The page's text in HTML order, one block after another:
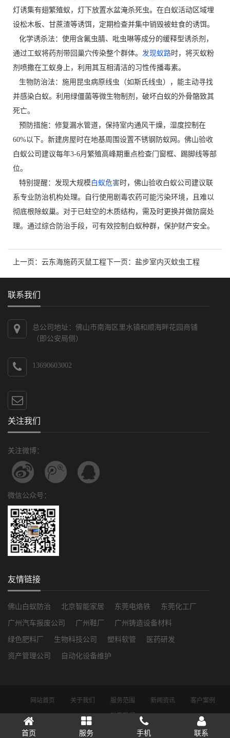
灯诱集有翅繁殖蚁，灯下放置水盆淹杀死虫。在白蚁活动区域埋
设松木板、甘蔗渣等诱饵，定期检查并集中销毁被蛀食的诱饵。
化学诱杀法：使用含氟虫腈、吡虫啉等成分的缓释型诱杀剂，
通过工蚁将药剂带回巢穴传染整个群体。 发现蚁路时，将灭蚁粉
剂喷撒在工蚁身上，利用其互相清洁的习性传播毒素。
生物防治法：施用昆虫病原线虫（如斯氏线虫），能主动寻找
并感染白蚁。利用绿僵菌等微生物制剂，破坏白蚁的外骨骼致其
死亡。
预防措施：修复漏水管道，保持室内通风干燥，湿度控制在
60%以下。新建房屋时在地基周围设置不锈钢防蚁网。佛山验收
白蚁公司建议每年3-6月繁殖高峰期重点检查门窗框、踢脚线等部
位。
特别提醒：发现大规模白蚁危害 时，佛山验收白蚁公司建议联
系专业防治机构处理。自行使用剧毒农药可能污染环境，且难以
彻底根除蚁巢。对于已蛀空的木质结构，需及时更换并做防腐处
理。通过综合防治手段，可有效控制白蚁种群，保护财产安全。
上一页： 云东海施药灭鼠工程下一页： 盐步室内灭蚊虫工程
联系我们
总公司地址：佛山市南海区里水镇和顺海畔花园商铺
（即公安局侧）
13690603002
关注我们
关注微博：
微信公众号：
友情链接
佛山白蚁防治 北京智能家居 东莞电烙铁 东莞化工厂
广州汽车报废公司 广州鞋厂 广州铸造设备材料
绿色肥料厂 生物科技公司 塑料软管 医药研发
资产管理公司 自动化设备维护
网站首页 关于我们 服务范围 新闻资讯 客户案例
Copyright © 2019 佛山市益伦白蚁虫害防治有限公司 All Rights Reserved.
首页 服务 手机 联系